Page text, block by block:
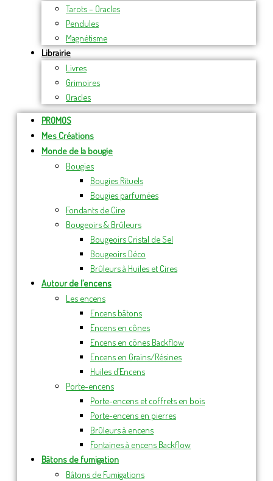
Tarots – Oracles
Pendules
Magnétisme
Librairie
Livres
Grimoires
Oracles
PROMOS
Mes Créations
Monde de la bougie
Bougies
Bougies Rituels
Bougies parfumées
Fondants de Cire
Bougeoirs & Brûleurs
Bougeoirs Cristal de Sel
Bougeoirs Déco
Brûleurs à Huiles et Cires
Autour de l’encens
Les encens
Encens bâtons
Encens en cônes
Encens en cônes Backflow
Encens en Grains/Résines
Huiles d’Encens
Porte-encens
Porte-encens et coffrets en bois
Porte-encens en pierres
Brûleurs à encens
Fontaines à encens Backflow
Bâtons de fumigation
Bâtons de Fumigations